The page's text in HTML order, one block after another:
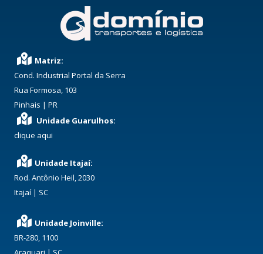
Matriz:
Cond. Industrial Portal da Serra
Rua Formosa, 103
Pinhais | PR
Unidade Guarulhos:
clique aqui
Unidade Itajaí:
Rod. Antônio Heil, 2030
Itajaí | SC
Unidade Joinville:
BR-280, 1100